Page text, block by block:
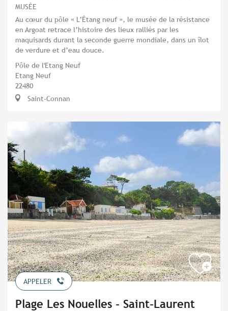
MUSÉE
Au cœur du pôle « L’Étang neuf », le musée de la résistance
en Argoat retrace l’histoire des lieux ralliés par les
maquisards durant la seconde guerre mondiale, dans un îlot
de verdure et d’eau douce.
Pôle de l'Etang Neuf
Etang Neuf
22480
Saint-Connan
APPELER
Plage Les Nouelles - Saint-Laurent